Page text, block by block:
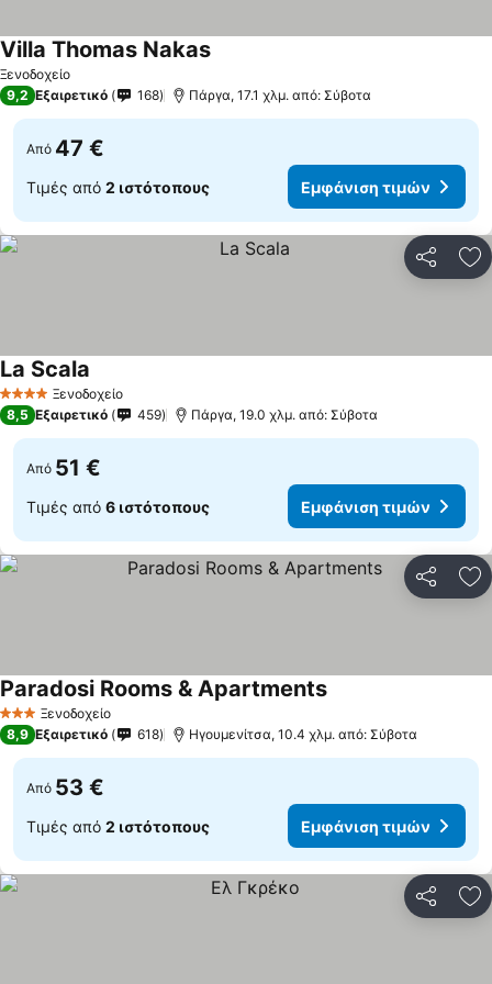
Ξενοδοχείο
Villa Thomas NakasΕμφάνιση τιμών
9,2 Εξαιρετικό 168 Πάργα, 17.1 χλμ. από: Σύβοτα
Από 47 €
Τιμές από 2 ιστότοπους Εμφάνιση τιμών
4 ΑστέριαΞενοδοχείο
La Scala
8,5 Εξαιρετικό 459 Πάργα, 19.0 χλμ. από: Σύβοτα
Από 51 €
Τιμές από 6 ιστότοπους Εμφάνιση τιμών
3 ΑστέριαΞενοδοχείο
Paradosi Rooms & ApartmentsΕμφάνιση τιμών
8,9 Εξαιρετικό 618 Ηγουμενίτσα, 10.4 χλμ. από: Σύβοτα
Από 53 €
Τιμές από 2 ιστότοπους Εμφάνιση τιμών